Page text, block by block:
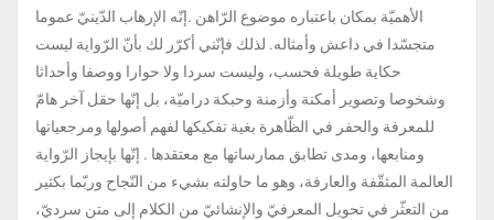
الأهميّة بمكان باعتباره موضوع الرّاهن .إنّه الإرهاب الدّينيّ عموما
متجسّدا في داعش وأمثاله. لذلك فإنّني أكرّر لك بأنّ الرّواية ليست
حكاية طويلة فحسب، وليست سردا ولا حوارا ووصفا وأحداثا
وشخوصا وتصوير أمكنة وأزمنة وحبكة دراميّة، بل إنّها حقل آخر هامّ
للمعرفة والحفر في الظّاهرة بغية تفكيكها لفهم أصولها ومرجعياتها
ومنابعها، ومدى تطابق ممارساتها مع معتقدها . إنّها بإيجاز الرّواية
العالمة المثقّفة والعارفة، وهو ما حاولته بشيء من النّجاح وربّما بكثير
من التعثّر في تحويل المعرفيّ والإنشائيّ من الكلام إلى متن سرديّ،